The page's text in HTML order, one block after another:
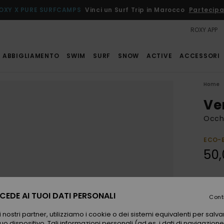
X PURE SURFCAMPS Vinci un Surf Trip in Marocco
ROXY APP
ABBIGLIAMENTO SWIM SURF SNOW ACTIVE ACCESSORI
Home
ECO-
AI TUOI DATI PERSONALI
partner, utilizziamo i cookie o dei sistemi equivalenti per